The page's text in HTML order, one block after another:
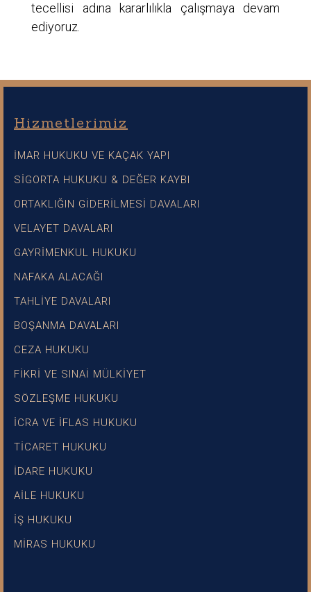
tecellisi adına kararlılıkla çalışmaya devam
ediyoruz.
Hizmetlerimiz
İMAR HUKUKU VE KAÇAK YAPI
SİGORTA HUKUKU & DEĞER KAYBI
ORTAKLIĞIN GİDERİLMESİ DAVALARI
VELAYET DAVALARI
GAYRİMENKUL HUKUKU
NAFAKA ALACAĞI
TAHLİYE DAVALARI
BOŞANMA DAVALARI
CEZA HUKUKU
FİKRİ VE SINAİ MÜLKİYET
SÖZLEŞME HUKUKU
İCRA VE İFLAS HUKUKU
TİCARET HUKUKU
İDARE HUKUKU
AİLE HUKUKU
İŞ HUKUKU
MİRAS HUKUKU